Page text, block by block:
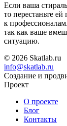
Если ваша
то перестаньте ей
к
так как ваше
ситуацию.
© 2026 Skatlab.ru
info@skatlab.ru
Создание и
Проект
О проекте
Блог
Контакты